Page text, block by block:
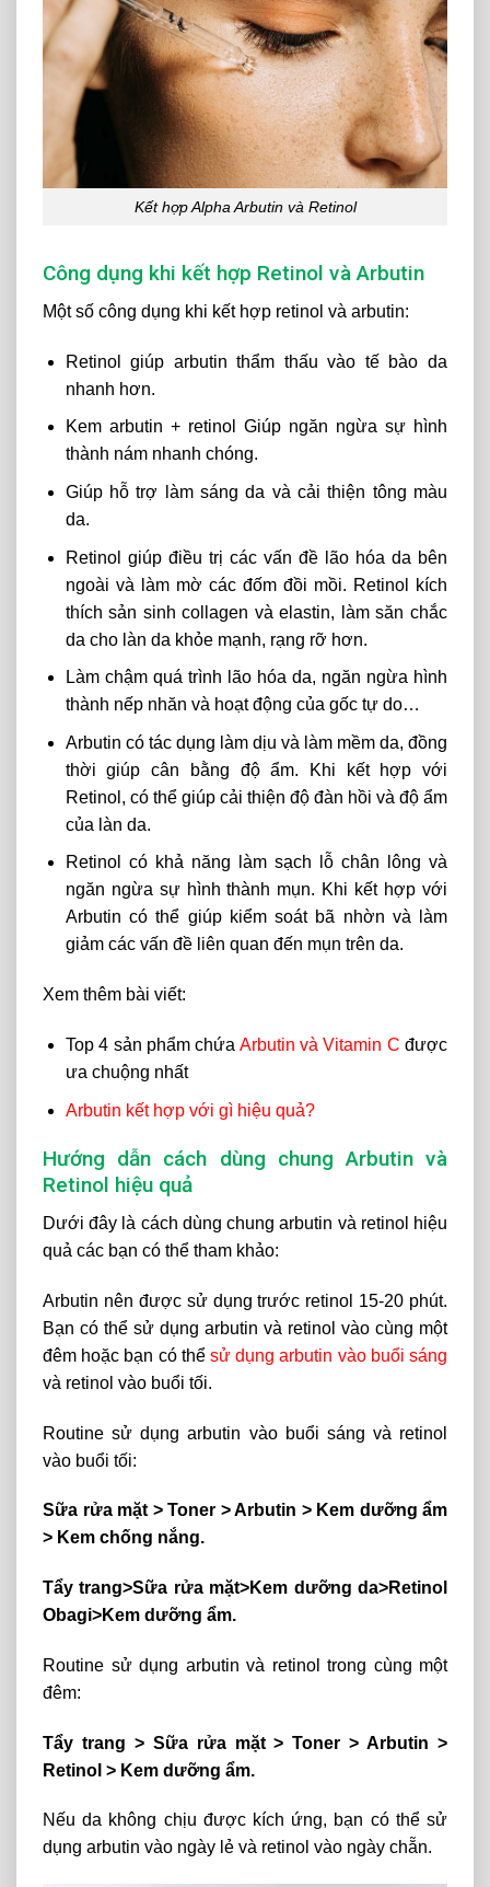
Kết hợp Alpha Arbutin và Retinol
Công dụng khi kết hợp Retinol và Arbutin
Một số công dụng khi kết hợp retinol và arbutin:
Retinol giúp arbutin thẩm thấu vào tế bào da
nhanh hơn.
Kem arbutin + retinol Giúp ngăn ngừa sự hình
thành nám nhanh chóng.
Giúp hỗ trợ làm sáng da và cải thiện tông màu
da.
Retinol giúp điều trị các vấn đề lão hóa da bên
ngoài và làm mờ các đốm đồi mồi. Retinol kích
thích sản sinh collagen và elastin, làm săn chắc
da cho làn da khỏe mạnh, rạng rỡ hơn.
Làm chậm quá trình lão hóa da, ngăn ngừa hình
thành nếp nhăn và hoạt động của gốc tự do…
Arbutin có tác dụng làm dịu và làm mềm da, đồng
thời giúp cân bằng độ ẩm. Khi kết hợp với
Retinol, có thể giúp cải thiện độ đàn hồi và độ ẩm
của làn da.
Retinol có khả năng làm sạch lỗ chân lông và
ngăn ngừa sự hình thành mụn. Khi kết hợp với
Arbutin có thể giúp kiểm soát bã nhờn và làm
giảm các vấn đề liên quan đến mụn trên da.
Xem thêm bài viết:
Top 4 sản phẩm chứa Arbutin và Vitamin C được
ưa chuộng nhất
Arbutin kết hợp với gì hiệu quả?
Hướng dẫn cách dùng chung Arbutin và
Retinol hiệu quả
Dưới đây là cách dùng chung arbutin và retinol hiệu
quả các bạn có thể tham khảo:
Arbutin nên được sử dụng trước retinol 15-20 phút.
Bạn có thể sử dụng arbutin và retinol vào cùng một
đêm hoặc bạn có thể sử dụng arbutin vào buổi sáng
và retinol vào buổi tối.
Routine sử dụng arbutin vào buổi sáng và retinol
vào buổi tối:
Sữa rửa mặt > Toner > Arbutin > Kem dưỡng ẩm
> Kem chống nắng.
Tẩy trang>Sữa rửa mặt>Kem dưỡng da>Retinol
Obagi>Kem dưỡng ẩm.
Routine sử dụng arbutin và retinol trong cùng một
đêm:
Tẩy trang > Sữa rửa mặt > Toner > Arbutin >
Retinol > Kem dưỡng ẩm.
Nếu da không chịu được kích ứng, bạn có thể sử
dụng arbutin vào ngày lẻ và retinol vào ngày chẵn.